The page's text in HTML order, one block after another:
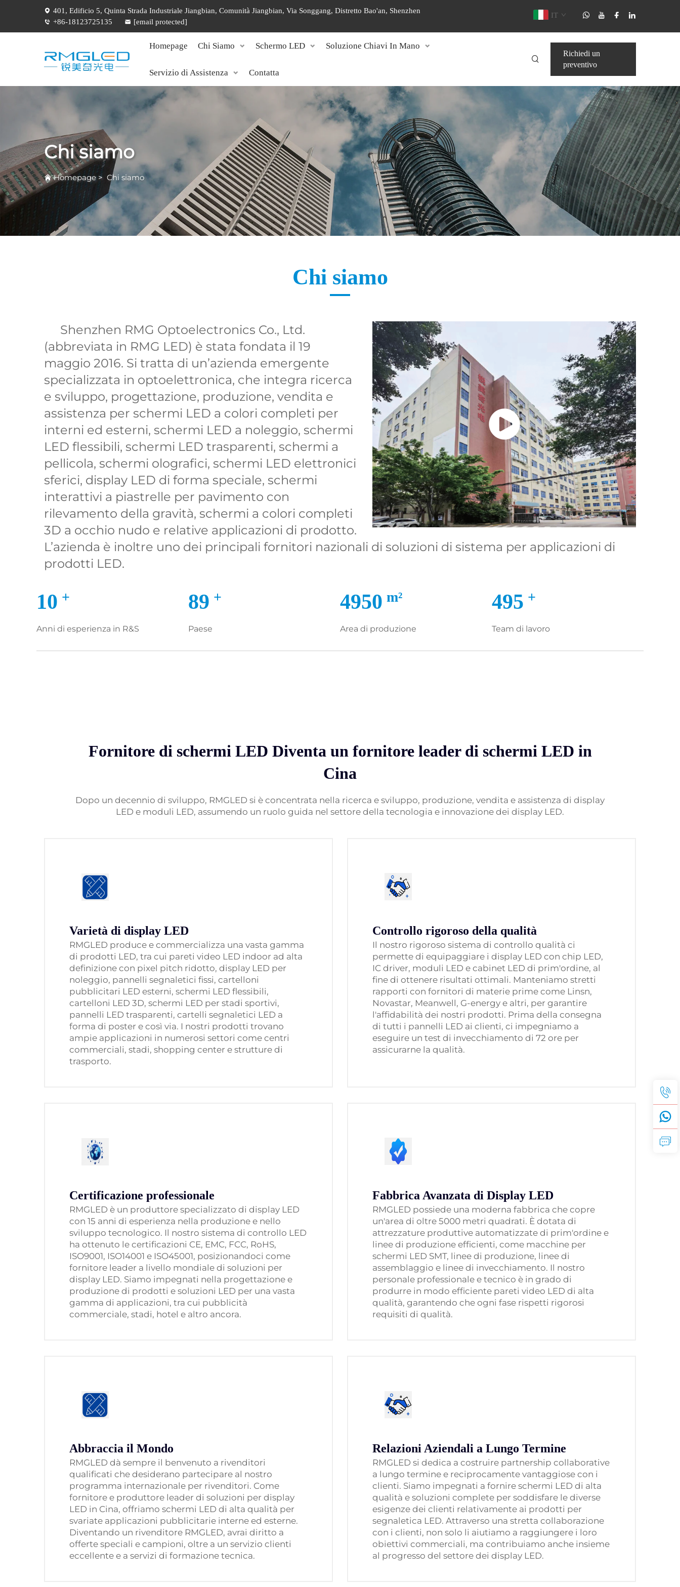
401, Edificio 5, Quinta Strada Industriale Jiangbian, Comunità Jiangbian, Via Songgang, Distretto Bao'an, Shenzhen
+86-18123725135
[email protected]
IT
Homepage Chi Siamo Schermo LED Soluzione Chiavi In Mano
Servizio di Assistenza Contatta
Richiedi un
preventivo
Chi siamo
Homepage> Chi siamo
Chi siamo
Shenzhen RMG Optoelectronics Co., Ltd.
(abbreviata in RMG LED) è stata fondata il 19
maggio 2016. Si tratta di un’azienda emergente
specializzata in optoelettronica, che integra ricerca
e sviluppo, progettazione, produzione, vendita e
assistenza per schermi LED a colori completi per
interni ed esterni, schermi LED a noleggio, schermi
LED flessibili, schermi LED trasparenti, schermi a
pellicola, schermi olografici, schermi LED elettronici
sferici, display LED di forma speciale, schermi
interattivi a piastrelle per pavimento con
rilevamento della gravità, schermi a colori completi
3D a occhio nudo e relative applicazioni di prodotto.
L’azienda è inoltre uno dei principali fornitori nazionali di soluzioni di sistema per applicazioni di
prodotti LED.
10 +
Anni di esperienza in R&S
90 +
Paese
5000 m²
Area di produzione
500 +
Team di lavoro
Fornitore di schermi LED Diventa un fornitore leader di schermi LED in
Cina
Dopo un decennio di sviluppo, RMGLED si è concentrata nella ricerca e sviluppo, produzione, vendita e assistenza di display
LED e moduli LED, assumendo un ruolo guida nel settore della tecnologia e innovazione dei display LED.
Varietà di display LED
RMGLED produce e commercializza una vasta gamma
di prodotti LED, tra cui pareti video LED indoor ad alta
definizione con pixel pitch ridotto, display LED per
noleggio, pannelli segnaletici fissi, cartelloni
pubblicitari LED esterni, schermi LED flessibili,
cartelloni LED 3D, schermi LED per stadi sportivi,
pannelli LED trasparenti, cartelli segnaletici LED a
forma di poster e così via. I nostri prodotti trovano
ampie applicazioni in numerosi settori come centri
commerciali, stadi, shopping center e strutture di
trasporto.
Controllo rigoroso della qualità
Il nostro rigoroso sistema di controllo qualità ci
permette di equipaggiare i display LED con chip LED,
IC driver, moduli LED e cabinet LED di prim'ordine, al
fine di ottenere risultati ottimali. Manteniamo stretti
rapporti con fornitori di materie prime come Linsn,
Novastar, Meanwell, G-energy e altri, per garantire
l'affidabilità dei nostri prodotti. Prima della consegna
di tutti i pannelli LED ai clienti, ci impegniamo a
eseguire un test di invecchiamento di 72 ore per
assicurarne la qualità.
Certificazione professionale
RMGLED è un produttore specializzato di display LED
con 15 anni di esperienza nella produzione e nello
sviluppo tecnologico. Il nostro sistema di controllo LED
ha ottenuto le certificazioni CE, EMC, FCC, RoHS,
ISO9001, ISO14001 e ISO45001, posizionandoci come
fornitore leader a livello mondiale di soluzioni per
display LED. Siamo impegnati nella progettazione e
produzione di prodotti e soluzioni LED per una vasta
gamma di applicazioni, tra cui pubblicità
commerciale, stadi, hotel e altro ancora.
Fabbrica Avanzata di Display LED
RMGLED possiede una moderna fabbrica che copre
un'area di oltre 5000 metri quadrati. È dotata di
attrezzature produttive automatizzate di prim'ordine e
linee di produzione efficienti, come macchine per
schermi LED SMT, linee di produzione, linee di
assemblaggio e linee di invecchiamento. Il nostro
personale professionale e tecnico è in grado di
produrre in modo efficiente pareti video LED di alta
qualità, garantendo che ogni fase rispetti rigorosi
requisiti di qualità.
Abbraccia il Mondo
RMGLED dà sempre il benvenuto a rivenditori
qualificati che desiderano partecipare al nostro
programma internazionale per rivenditori. Come
fornitore e produttore leader di soluzioni per display
LED in Cina, offriamo schermi LED di alta qualità per
svariate applicazioni pubblicitarie interne ed esterne.
Diventando un rivenditore RMGLED, avrai diritto a
offerte speciali e campioni, oltre a un servizio clienti
eccellente e a servizi di formazione tecnica.
Relazioni Aziendali a Lungo Termine
RMGLED si dedica a costruire partnership collaborative
a lungo termine e reciprocamente vantaggiose con i
clienti. Siamo impegnati a fornire schermi LED di alta
qualità e soluzioni complete per soddisfare le diverse
esigenze dei clienti relativamente ai prodotti per
segnaletica LED. Attraverso una stretta collaborazione
con i clienti, non solo li aiutiamo a raggiungere i loro
obiettivi commerciali, ma contribuiamo anche insieme
al progresso del settore dei display LED.